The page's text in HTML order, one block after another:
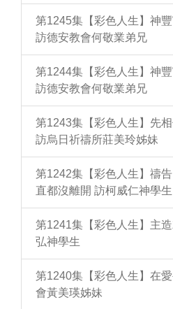
第1245集【彩色人生】神
訪德安教會何敬業弟兄
第1244集【彩色人生】神
訪德安教會何敬業弟兄
第1243集【彩色人生】先
訪烏日祈禱所莊美玲姊妹
第1242集【彩色人生】禱
直都沒離開 訪柯威仁神學生
第1241集【彩色人生】主
弘神學生
第1240集【彩色人生】在
會黃美瑛姊妹